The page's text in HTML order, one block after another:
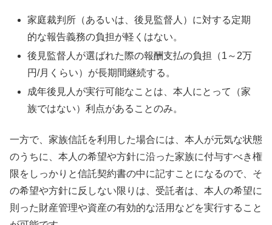
家庭裁判所（あるいは、後見監督人）に対する定期
的な報告義務の負担が軽くはない。
後見監督人が選ばれた際の報酬支払の負担（1～2万
円/月くらい）が長期間継続する。
成年後見人が実行可能なことは、本人にとって（家
族ではない）利点があることのみ。
一方で、家族信託を利用した場合には、本人が元気な状態
のうちに、本人の希望や方針に沿った家族に付与すべき権
限をしっかりと信託契約書の中に記すことになるので、そ
の希望や方針に反しない限りは、受託者は、本人の希望に
則った財産管理や資産の有効的な活用などを実行すること